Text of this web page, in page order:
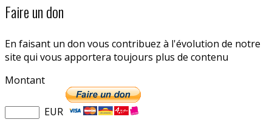
Faire un don
En faisant un don vous contribuez à l'évolution de notre
site qui vous apportera toujours plus de contenu
Montant
EUR